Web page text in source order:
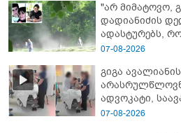
"არ მიმატოვო,
დადიანიძის
ადას­ტუ­რებს,
ხმა
07-08-2026
გიგა
ადვოკატი,
კადრებს
07-08-2026